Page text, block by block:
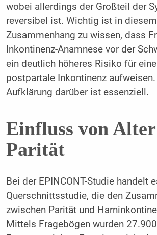
wobei allerdings der Großteil der
reversibel ist. Wichtig ist in diesem
Zusammenhang zu wissen, dass
Inkontinenz-Anamnese vor der
ein deutlich höheres Risiko für
postpartale Inkontinenz aufweisen.
Aufklärung darüber ist essenziell.
Einfluss von
Parität
Bei der EPINCONT-Studie handelt
Querschnittsstudie, die den
zwischen Parität und
Mittels Fragebögen wurden